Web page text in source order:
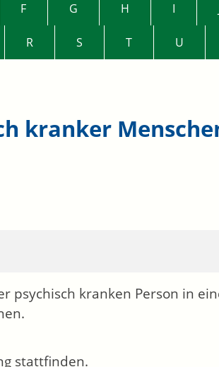
F G H I
R S T U
kranker
psychisch kranken Person in
stattfinden.